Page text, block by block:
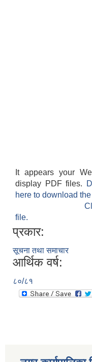
It appears your
display PDF files.
here to download
file.
प्रकार:
सूचना तथा समाचार
आर्थिक वर्ष:
८०/८१